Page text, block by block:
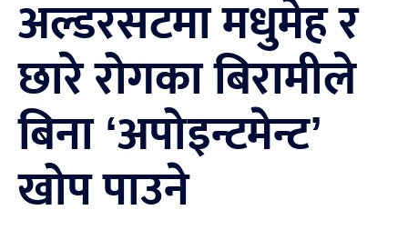
अल्डरसटमा मधुमेह र
छारे रोगका बिरामीले
बिना ‘अपोइन्टमेन्ट’
खोप पाउने